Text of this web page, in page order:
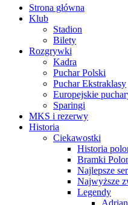
Strona główna
Klub
Stadion
Bilety
Rozgrywki
Kadra
Puchar Polski
Puchar Ekstraklasy
Europejskie
Sparingi
MKS i rezerwy
Historia
Ciekawostki
Historia
Bramki
Najlepsze
Najwyższe
Legendy